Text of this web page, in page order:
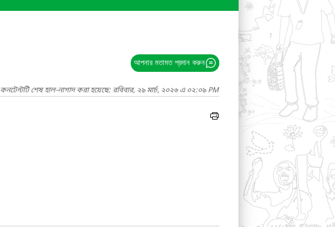
আপনার মতামত প্রদান করুন
কনটেন্টটি শেষ হাল-নাগাদ করা হয়েছে: রবিবার, ২৯ মার্চ, ২০২৬ এ ০২:০৯ PM